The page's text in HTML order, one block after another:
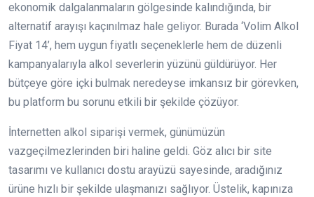
ekonomik dalgalanmaların gölgesinde kalındığında, bir
alternatif arayışı kaçınılmaz hale geliyor. Burada ‘Volim Alkol
Fiyat 14’, hem uygun fiyatlı seçeneklerle hem de düzenli
kampanyalarıyla alkol severlerin yüzünü güldürüyor. Her
bütçeye göre içki bulmak neredeyse imkansız bir görevken,
bu platform bu sorunu etkili bir şekilde çözüyor.
İnternetten alkol siparişi vermek, günümüzün
vazgeçilmezlerinden biri haline geldi. Göz alıcı bir site
tasarımı ve kullanıcı dostu arayüzü sayesinde, aradığınız
ürüne hızlı bir şekilde ulaşmanızı sağlıyor. Üstelik, kapınıza